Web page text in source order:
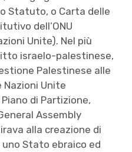
Statuto, o Carta delle
dell’ONU
Unite). Nel più
israelo-palestinese,
Palestinese alle
Nazioni Unite
di Partizione,
Assembly
alla creazione di
Stato ebraico ed